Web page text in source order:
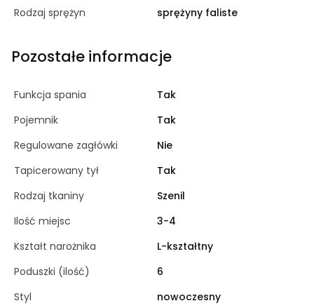
Rodzaj sprężyn
sprężyny faliste
Pozostałe informacje
Funkcja spania
Tak
Pojemnik
Tak
Regulowane zagłówki
Nie
Tapicerowany tył
Tak
Rodzaj tkaniny
Szenil
Ilość miejsc
3-4
Kształt narożnika
L-kształtny
Poduszki (ilość)
6
Styl
nowoczesny